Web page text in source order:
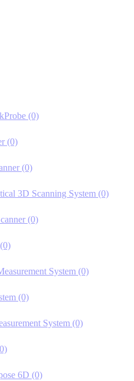
(0)
(0)
(0)
3D Scanning System (0)
(0)
(0)
System (0)
(0)
System (0)
6D (0)